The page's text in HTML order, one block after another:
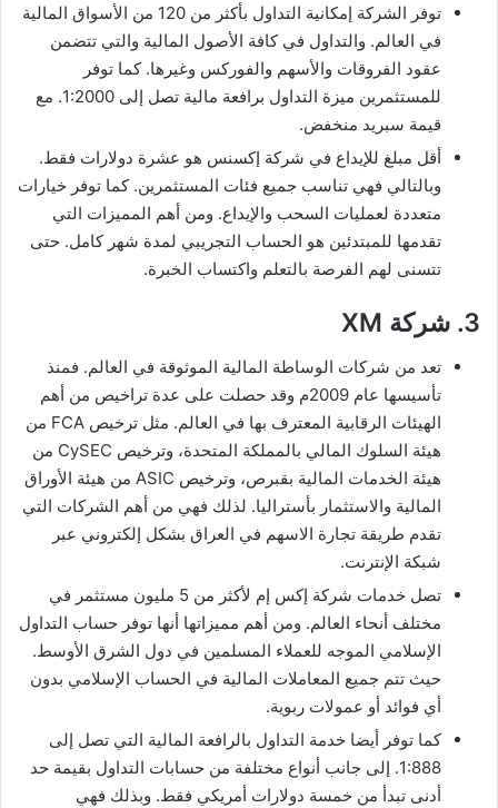
توفر الشركة إمكانية التداول بأكثر من 120 من الأسواق المالية
في العالم. والتداول في كافة الأصول المالية والتي تتضمن
عقود الفروقات والأسهم والفوركس وغيرها. كما توفر
للمستثمرين ميزة التداول برافعة مالية تصل إلى 1:2000. مع
قيمة سبريد منخفض.
أقل مبلغ للإيداع في شركة إكسنس هو عشرة دولارات فقط.
وبالتالي فهي تناسب جميع فئات المستثمرين. كما توفر خيارات
متعددة لعمليات السحب والإيداع. ومن أهم المميزات التي
تقدمها للمبتدئين هو الحساب التجريبي لمدة شهر كامل. حتى
تتسنى لهم الفرصة بالتعلم واكتساب الخبرة.
3. شركة XM
تعد من شركات الوساطة المالية الموثوقة في العالم. فمنذ
تأسيسها عام 2009م وقد حصلت على عدة تراخيص من أهم
الهيئات الرقابية المعترف بها في العالم. مثل ترخيص FCA من
هيئة السلوك المالي بالمملكة المتحدة، وترخيص CySEC من
هيئة الخدمات المالية بقبرص، وترخيص ASIC من هيئة الأوراق
المالية والاستثمار بأستراليا. لذلك فهي من أهم الشركات التي
تقدم طريقة تجارة الاسهم في العراق بشكل إلكتروني عبر
شبكة الإنترنت.
تصل خدمات شركة إكس إم لأكثر من 5 مليون مستثمر في
مختلف أنحاء العالم. ومن أهم مميزاتها أنها توفر حساب التداول
الإسلامي الموجه للعملاء المسلمين في دول الشرق الأوسط.
حيث تتم جميع المعاملات المالية في الحساب الإسلامي بدون
أي فوائد أو عمولات ربوية.
كما توفر أيضا خدمة التداول بالرافعة المالية التي تصل إلى
1:888. إلى جانب أنواع مختلفة من حسابات التداول بقيمة حد
أدنى تبدأ من خمسة دولارات أمريكي فقط. وبذلك فهي